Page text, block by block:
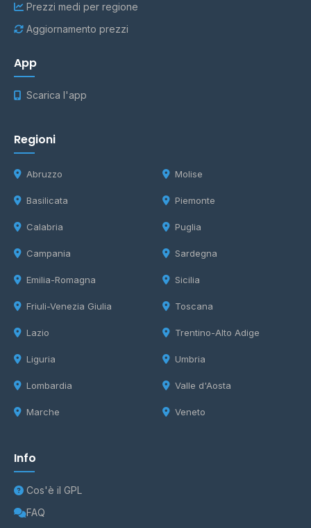
Prezzi medi per regione
Aggiornamento prezzi
App
Scarica l'app
Regioni
Abruzzo
Basilicata
Calabria
Campania
Emilia-Romagna
Friuli-Venezia Giulia
Lazio
Liguria
Lombardia
Marche
Molise
Piemonte
Puglia
Sardegna
Sicilia
Toscana
Trentino-Alto Adige
Umbria
Valle d'Aosta
Veneto
Info
Cos'è il GPL
FAQ